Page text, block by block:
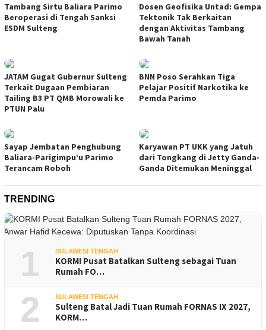
Tambang Sirtu Baliara Parimo
Beroperasi di Tengah Sanksi
ESDM Sulteng
Dosen Geofisika Untad: Gempa
Tektonik Tak Berkaitan
dengan Aktivitas Tambang
Bawah Tanah
JATAM Gugat Gubernur Sulteng
Terkait Dugaan Pembiaran
Tailing B3 PT QMB Morowali ke
PTUN Palu
BNN Poso Serahkan Tiga
Pelajar Positif Narkotika ke
Pemda Parimo
Sayap Jembatan Penghubung
Baliara-Parigimpu’u Parimo
Terancam Roboh
Karyawan PT UKK yang Jatuh
dari Tongkang di Jetty Ganda-
Ganda Ditemukan Meninggal
TRENDING
1 SULAWESI TENGAH
KORMI Pusat Batalkan Sulteng sebagai Tuan
Rumah FO…
2 SULAWESI TENGAH
Sulteng Batal Jadi Tuan Rumah FORNAS IX 2027,
KORM…